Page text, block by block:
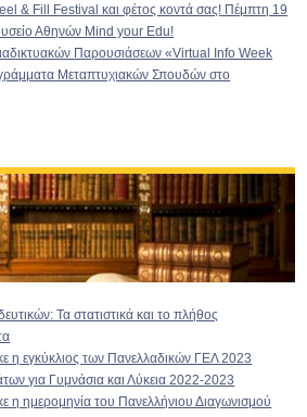
& Fill Festival και φέτος κοντά σας! Πέμπτη 19
Αθηνών Mind your Edu!
Παρουσιάσεων «Virtual Info Week
Μεταπτυχιακών Σπουδών στο
Τα στατιστικά και το πλήθος
η εγκύκλιος των Πανελλαδικών ΓΕΛ 2023
για Γυμνάσια και Λύκεια 2022-2023
η ημερομηνία του Πανελλήνιου Διαγωνισμού